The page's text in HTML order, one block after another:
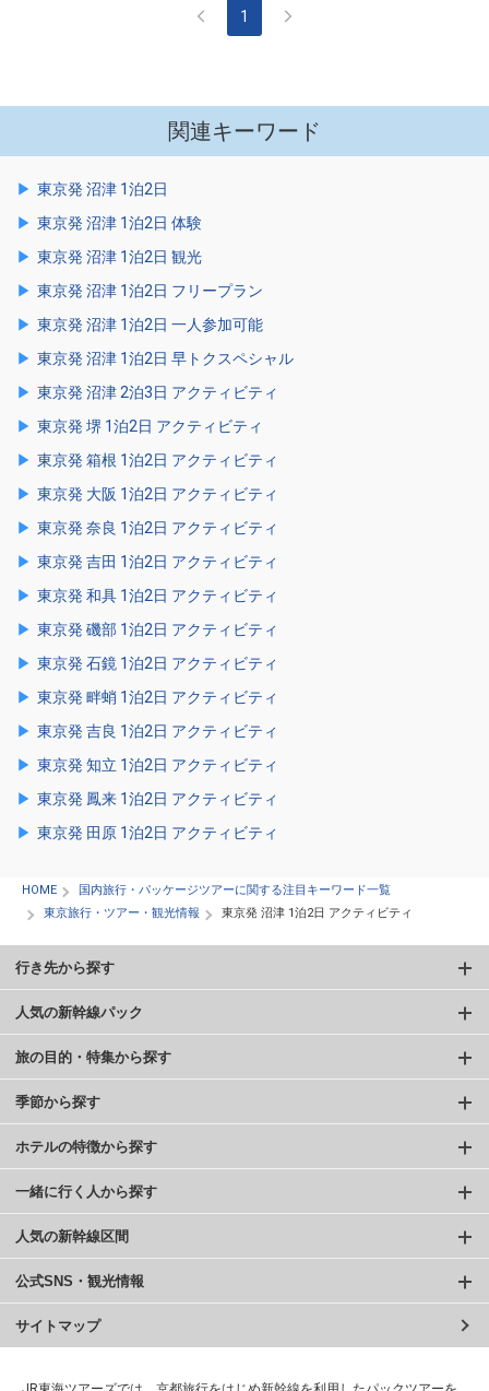
1
関連キーワード
東京発 沼津 1泊2日
東京発 沼津 1泊2日 体験
東京発 沼津 1泊2日 観光
東京発 沼津 1泊2日 フリープラン
東京発 沼津 1泊2日 一人参加可能
東京発 沼津 1泊2日 早トクスペシャル
東京発 沼津 2泊3日 アクティビティ
東京発 堺 1泊2日 アクティビティ
東京発 箱根 1泊2日 アクティビティ
東京発 大阪 1泊2日 アクティビティ
東京発 奈良 1泊2日 アクティビティ
東京発 吉田 1泊2日 アクティビティ
東京発 和具 1泊2日 アクティビティ
東京発 磯部 1泊2日 アクティビティ
東京発 石鏡 1泊2日 アクティビティ
東京発 畔蛸 1泊2日 アクティビティ
東京発 吉良 1泊2日 アクティビティ
東京発 知立 1泊2日 アクティビティ
東京発 鳳来 1泊2日 アクティビティ
東京発 田原 1泊2日 アクティビティ
HOME
国内旅行・パッケージツアーに関する注目キーワード一覧
東京旅行・ツアー・観光情報
東京発 沼津 1泊2日 アクティビティ
行き先から探す
人気の新幹線パック
旅の目的・特集から探す
季節から探す
ホテルの特徴から探す
一緒に行く人から探す
人気の新幹線区間
公式SNS・観光情報
サイトマップ